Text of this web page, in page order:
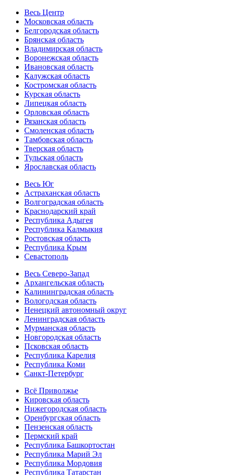
Весь Центр
Московская область
Белгородская область
Брянская область
Владимирская область
Воронежская область
Ивановская область
Калужская область
Костромская область
Курская область
Липецкая область
Орловская область
Рязанская область
Смоленская область
Тамбовская область
Тверская область
Тульская область
Ярославская область
Весь Юг
Астраханская область
Волгоградская область
Краснодарский край
Республика Адыгея
Республика Калмыкия
Ростовская область
Республика Крым
Севастополь
Весь Северо-Запад
Архангельская область
Калининградская область
Вологодская область
Ненецкий автономный округ
Ленинградская область
Мурманская область
Новгородская область
Псковская область
Республика Карелия
Республика Коми
Санкт-Петербург
Всё Приволжье
Кировская область
Нижегородская область
Оренбургская область
Пензенская область
Пермский край
Республика Башкортостан
Республика Марий Эл
Республика Мордовия
Республика Татарстан